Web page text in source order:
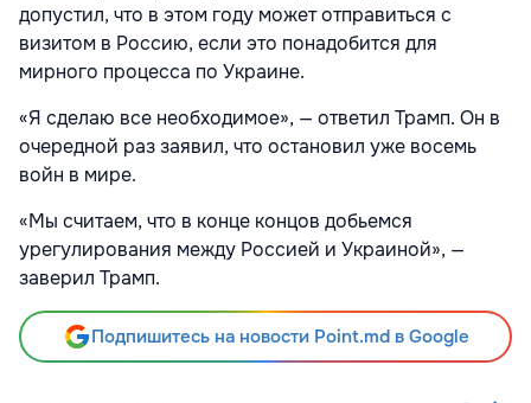
допустил, что в этом году может отправиться с
визитом в Россию, если это понадобится для
мирного процесса по Украине.
«Я сделаю все необходимое», — ответил Трамп. Он в
очередной раз заявил, что остановил уже восемь
войн в мире.
«Мы считаем, что в конце концов добьемся
урегулирования между Россией и Украиной», —
заверил Трамп.
Подпишитесь на новости Point.md в Google